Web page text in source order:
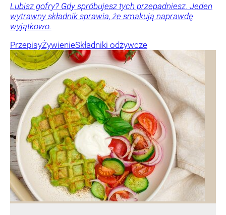
Lubisz gofry? Gdy spróbujesz tych przepadniesz. Jeden
wytrawny składnik sprawia, że smakują naprawdę
wyjątkowo.
PrzepisyŻywienieSkładniki odżywcze